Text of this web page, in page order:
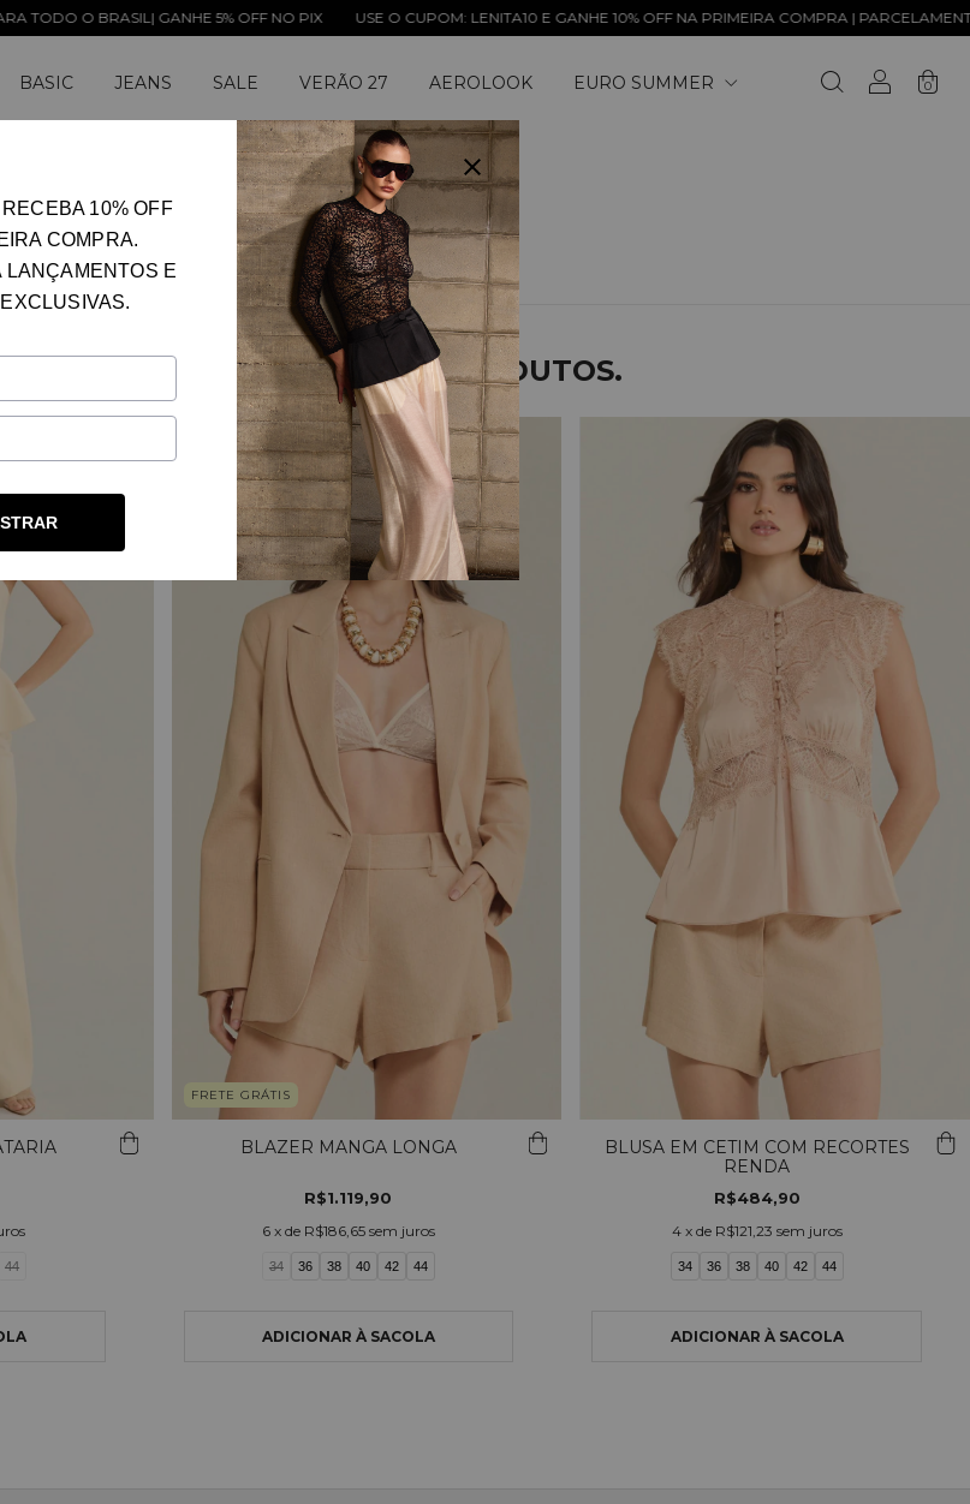
GANHE 5% OFF NO PIX USE O CUPOM: LENITA10 E GANHE 10% OFF NA PRIMEIRA COMPRA | PARCELAMENTO EM ATÉ 6x
BASIC JEANS SALE VERÃO 27 AEROLOOK EURO SUMMER 0
PELOS SEGUINTES PRODUTOS.
44
FRETE GRÁTIS
BLAZER MANGA LONGA
R$1.119,90
6 x de R$186,65 sem juros
34 36 38 40 42 44
BLUSA EM CETIM COM RECORTES
RENDA
R$484,90
4 x de R$121,23 sem juros
34 36 38 40 42 44
10% OFF
COMPRA.
LANÇAMENTOS E